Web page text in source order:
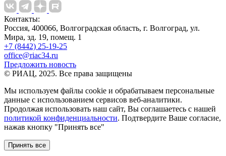
Контакты:
Россия, 400066, Волгоградская область, г. Волгоград, ул.
Мира, зд. 19, помещ. 1
+7 (8442) 25-19-25
office@riac34.ru
Предложить новость
© РИАЦ, 2025. Все права защищены
Мы используем файлы сookie и обрабатываем персональные
данные с использованием сервисов веб-аналитики.
Продолжая использовать наш сайт, Вы соглашаетесь с нашей
политикой конфиденциальности. Подтвердите Ваше согласие,
нажав кнопку "Принять все"
Принять все